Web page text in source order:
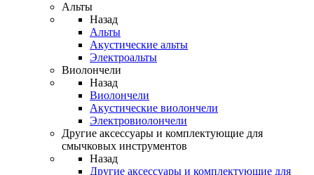
Альты
Назад
Альты
Акустические альты
Электроальты
Виолончели
Назад
Виолончели
Акустические виолончели
Электровиолончели
Другие аксессуары и комплектующие для
смычковых инструментов
Назад
Другие аксессуары и комплектующие для